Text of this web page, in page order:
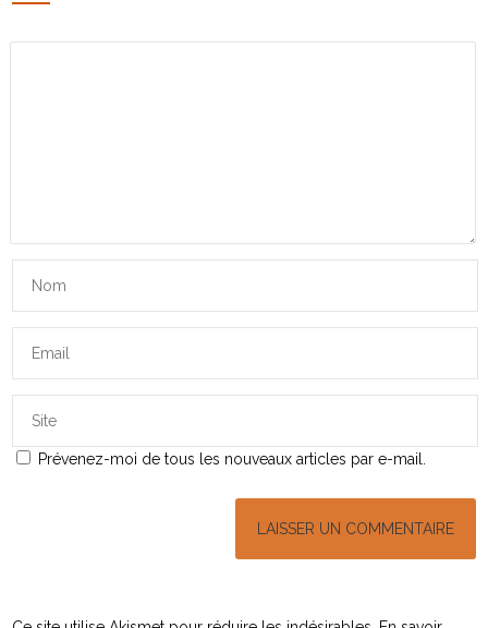
Prévenez-moi de tous les nouveaux articles par e-mail.